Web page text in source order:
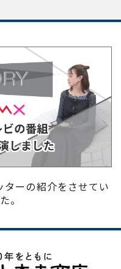
ーの紹介をさせてい
。